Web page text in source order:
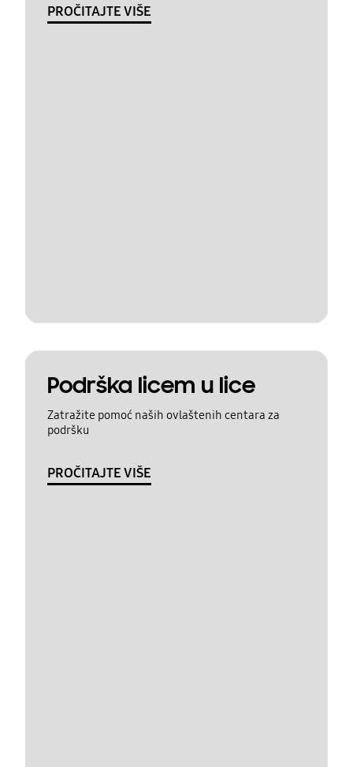
PROČITAJTE VIŠE
Podrška licem u lice
Zatražite pomoć naših ovlaštenih centara za
podršku
PROČITAJTE VIŠE